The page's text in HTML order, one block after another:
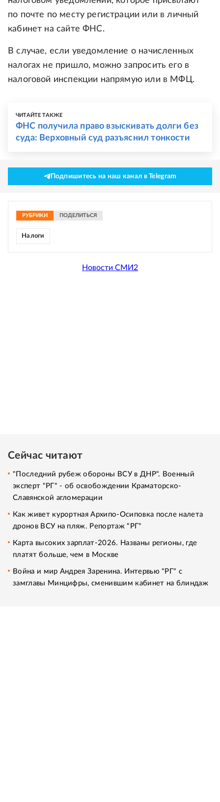
по почте по месту регистрации или в личный
кабинет на сайте ФНС.
В случае, если уведомление о начисленных
налогах не пришло, можно запросить его в
налоговой инспекции напрямую или в МФЦ.
ЧИТАЙТЕ ТАКЖЕ
ФНС получила право взыскивать долги без
суда: Верховный суд разъяснил тонкости
Подпишитесь на наш канал в Telegram
РУБРИКИ ПОДЕЛИТЬСЯ
Налоги
Новости СМИ2
Сейчас читают
"Последний рубеж обороны ВСУ в ДНР". Военный
эксперт "РГ" - об освобождении Краматорско-
Славянской агломерации
Как живет курортная Архипо-Осиповка после налета
дронов ВСУ на пляж. Репортаж "РГ"
Карта высоких зарплат-2026. Названы регионы, где
платят больше, чем в Москве
Война и мир Андрея Заренина. Интервью "РГ" с
замглавы Минцифры, сменившим кабинет на блиндаж